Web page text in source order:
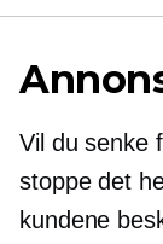
Vil du senke
stoppe det
kundene